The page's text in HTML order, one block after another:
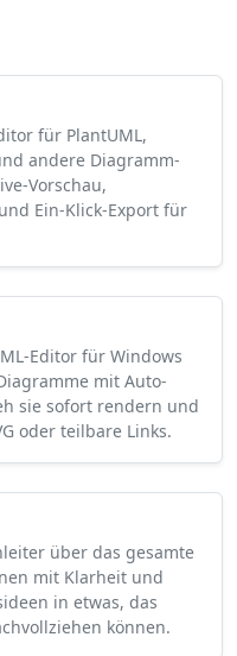
für PlantUML,
andere Diagramm-
Vorschau,
Ein-Klick-Export für
Editor für Windows
mit Auto-
sie sofort rendern und
oder teilbare Links.
über das gesamte
mit Klarheit und
in etwas, das
können.